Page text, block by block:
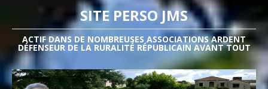
SITE PERSO JMS
ACTIF DANS DE NOMBREUSES ASSOCIATIONS ARDENT
DÉFENSEUR DE LA RURALITÉ RÉPUBLICAIN AVANT TOUT